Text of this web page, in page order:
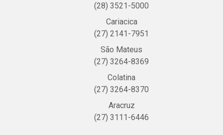
(28) 3521-5000
Cariacica
(27) 2141-7951
São Mateus
(27) 3264-8369
Colatina
(27) 3264-8370
Aracruz
(27) 3111-6446